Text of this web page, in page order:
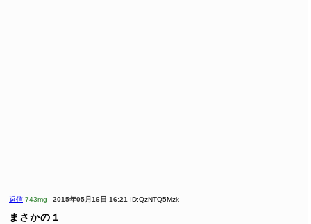
返信 743mg 2015年05月16日 16:21 ID:QzNTQ5Mzk
まさかの１